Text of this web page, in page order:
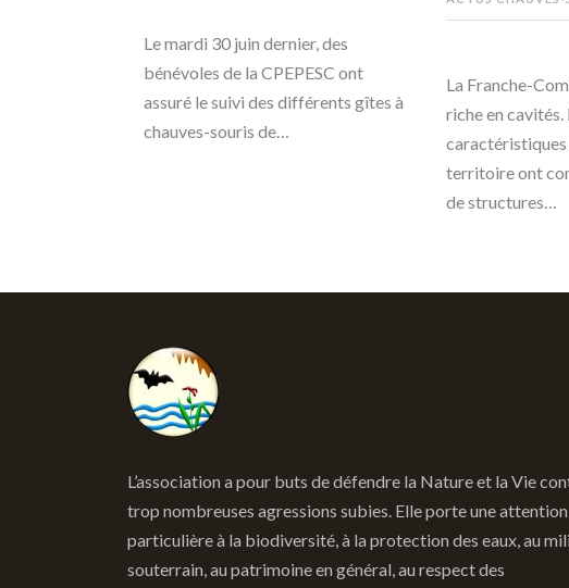
Le mardi 30 juin dernier, des
bénévoles de la CPEPESC ont
assuré le suivi des différents gîtes à
chauves-souris de…
La Franche-
riche en cavités.
territoire ont
de structures…
L’association a pour buts de défendre la Nature et la Vie
trop nombreuses agressions subies. Elle porte une attention
particulière à la biodiversité, à la protection des eaux, au
souterrain, au patrimoine en général, au respect des